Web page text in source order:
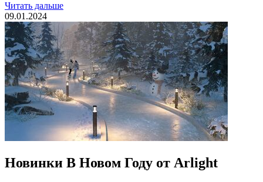
Читать дальше
09.01.2024
Новинки В Новом Году от Arlight